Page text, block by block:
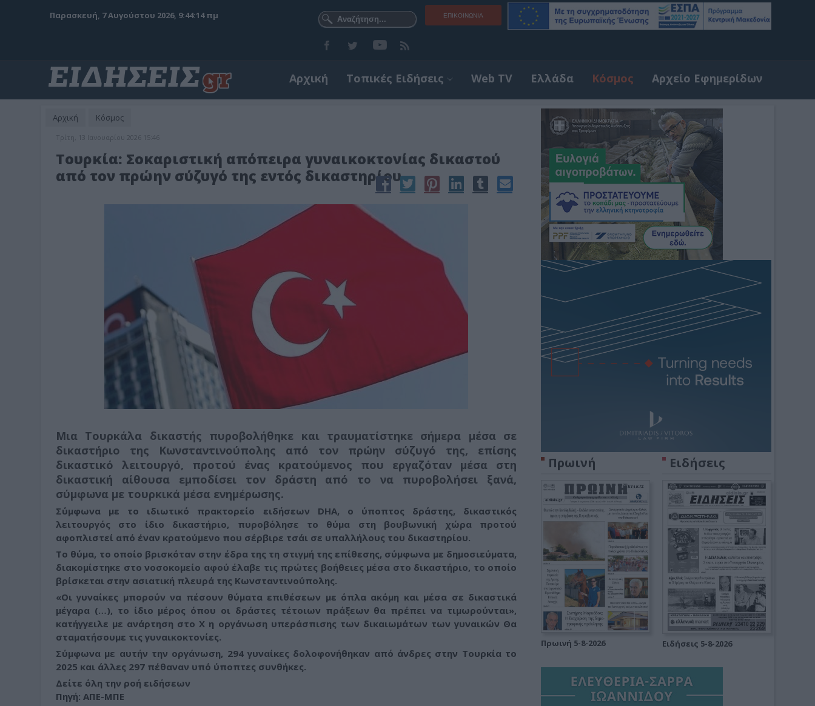
ΕΠΙΚΟΙΝΩΝΊΑ
Παρασκευή, 7 Αυγούστου 2026, 9:44:15 πμ
Αρχική Τοπικές Ειδήσεις Web TV Ελλάδα Κόσμος Αρχείο Εφημερίδων
Αρχική Κόσμος
Τρίτη, 13 Ιανουαρίου 2026 15:46
Τουρκία: Σοκαριστική απόπειρα γυναικοκτονίας δικαστού
από τον πρώην σύζυγό της εντός δικαστηρίου
Μια Τουρκάλα δικαστής πυροβολήθηκε και τραυματίστηκε σήμερα μέσα σε
δικαστήριο της Κωνσταντινούπολης από τον πρώην σύζυγό της, επίσης
δικαστικό λειτουργό, προτού ένας κρατούμενος που εργαζόταν μέσα στη
δικαστική αίθουσα εμποδίσει τον δράστη από το να πυροβολήσει ξανά,
σύμφωνα με τουρκικά μέσα ενημέρωσης.
Σύμφωνα με το ιδιωτικό πρακτορείο ειδήσεων DHA, ο ύποπτος δράστης, δικαστικός
λειτουργός στο ίδιο δικαστήριο, πυροβόλησε το θύμα στη βουβωνική χώρα προτού
αφοπλιστεί από έναν κρατούμενο που σέρβιρε τσάι σε υπαλλήλους του δικαστηρίου.
Το θύμα, το οποίο βρισκόταν στην έδρα της τη στιγμή της επίθεσης, σύμφωνα με δημοσιεύματα,
διακομίστηκε στο νοσοκομείο αφού έλαβε τις πρώτες βοήθειες μέσα στο δικαστήριο, το οποίο
βρίσκεται στην ασιατική πλευρά της Κωνσταντινούπολης.
«Οι γυναίκες μπορούν να πέσουν θύματα επιθέσεων με όπλα ακόμη και μέσα σε δικαστικά
μέγαρα (…), το ίδιο μέρος όπου οι δράστες τέτοιων πράξεων θα πρέπει να τιμωρούνται»,
κατήγγειλε με ανάρτηση στο Χ η οργάνωση υπεράσπισης των δικαιωμάτων των γυναικών Θα
σταματήσουμε τις γυναικοκτονίες.
Σύμφωνα με αυτήν την οργάνωση, 294 γυναίκες δολοφονήθηκαν από άνδρες στην Τουρκία το
2025 και άλλες 297 πέθαναν υπό ύποπτες συνθήκες.
Δείτε όλη την ροή ειδήσεων
Πηγή: ΑΠΕ-ΜΠΕ
Πρωινή
Πρωινή 5-8-2026
Ειδήσεις
Ειδήσεις 5-8-2026